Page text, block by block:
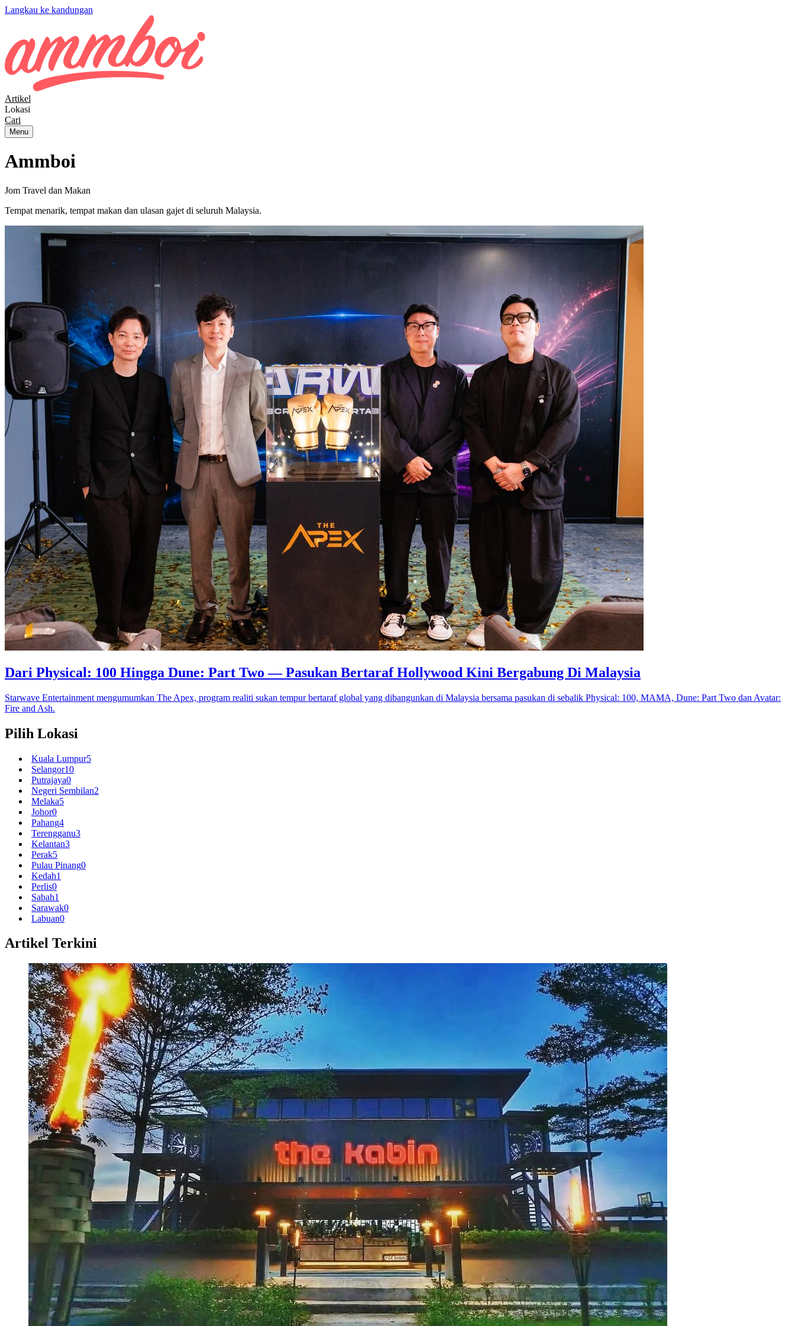
Langkau ke kandungan
Artikel
Lokasi
Cari
Menu
Ammboi
Jom Travel dan Makan
Tempat menarik, tempat makan dan ulasan gajet di seluruh Malaysia.
Dari Physical: 100 Hingga Dune: Part Two — Pasukan Bertaraf Hollywood Kini Bergabung Di Malaysia
Starwave Entertainment mengumumkan The Apex, program realiti sukan tempur bertaraf global yang dibangunkan di Malaysia bersama pasukan di sebalik Physical: 100, MAMA, Dune: Part Two dan Avatar:
Fire and Ash.
Pilih Lokasi
Kuala Lumpur5
Selangor10
Putrajaya0
Negeri Sembilan2
Melaka5
Johor0
Pahang4
Terengganu3
Kelantan3
Perak5
Pulau Pinang0
Kedah1
Perlis0
Sabah1
Sarawak0
Labuan0
Artikel Terkini